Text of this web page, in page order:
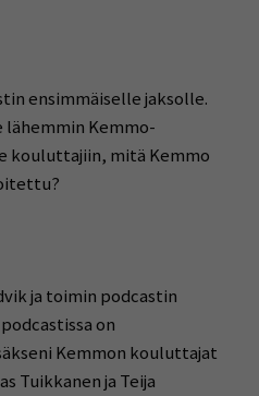
ensimmäiselle jaksolle.
lähemmin Kemmo-
kouluttajiin, mitä Kemmo
ja toimin podcastin
on
Kemmon kouluttajat
Tuikkanen ja Teija